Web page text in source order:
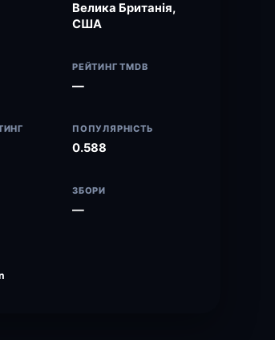
Велика Британія,
США
РЕЙТИНГ TMDB
—
ПОПУЛЯРНІСТЬ
0.588
ЗБОРИ
—